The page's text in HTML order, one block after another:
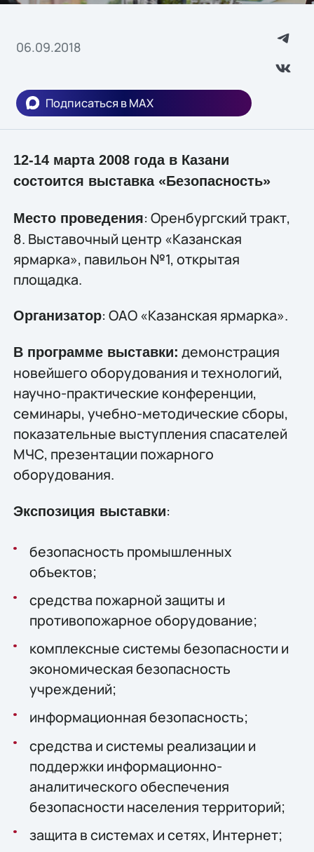
06.09.2018
Подписаться в MAX
12-14 марта 2008 года в Казани
состоится выставка «Безопасность»
Место проведения: Оренбургский тракт,
8. Выставочный центр «Казанская
ярмарка», павильон №1, открытая
площадка.
Организатор: ОАО «Казанская ярмарка».
В программе выставки: демонстрация
новейшего оборудования и технологий,
научно-практические конференции,
семинары, учебно-методические сборы,
показательные выступления спасателей
МЧС, презентации пожарного
оборудования.
Экспозиция выставки:
безопасность промышленных
объектов;
средства пожарной защиты и
противопожарное оборудование;
комплексные системы безопасности и
экономическая безопасность
учреждений;
информационная безопасность;
средства и системы реализации и
поддержки информационно-
аналитического обеспечения
безопасности населения территорий;
защита в системах и сетях, Интернет;